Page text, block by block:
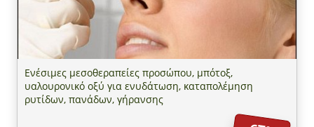
Ενέσιμες μεσοθεραπείες προσώπου, μπότοξ,
υαλουρονικό οξύ για ενυδάτωση, καταπολέμηση
ρυτίδων, πανάδων, γήρανσης